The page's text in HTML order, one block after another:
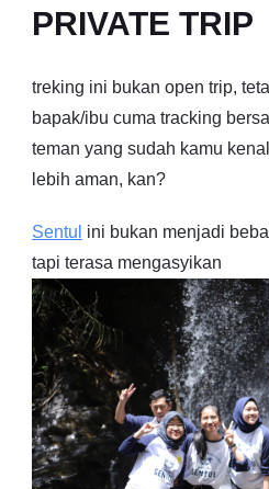
PRIVATE TRIP
treking ini bukan open trip,
bapak/ibu cuma tracking
teman yang sudah kamu
lebih aman, kan?
Sentul ini bukan menjadi
tapi terasa mengasyikan